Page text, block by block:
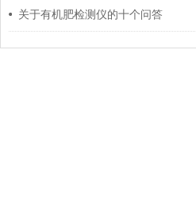
关于有机肥检测仪的十个问答